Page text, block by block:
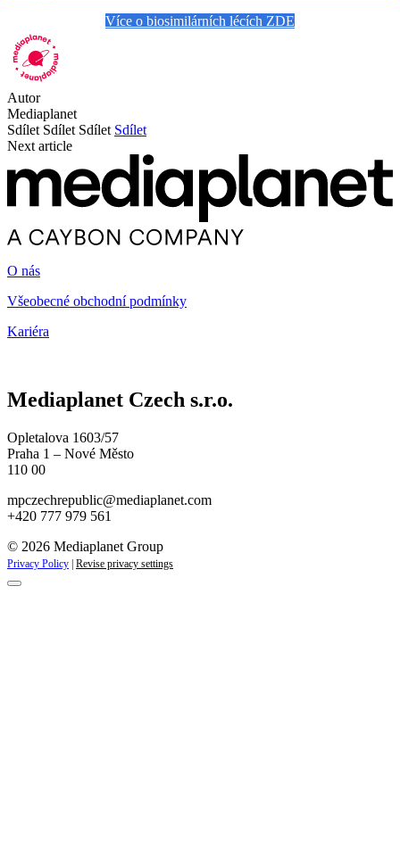
Více o biosimilárních lécích ZDE
Autor
Mediaplanet
Sdílet Sdílet Sdílet Sdílet
Next article
O nás
Všeobecné obchodní podmínky
Kariéra
Mediaplanet Czech s.r.o.
Opletalova 1603/57
Praha 1 – Nové Město
110 00
mpczechrepublic@mediaplanet.com
+420 777 979 561
© 2026 Mediaplanet Group
Privacy Policy | Revise privacy settings